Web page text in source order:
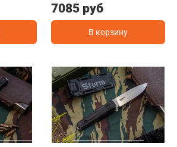
7085 руб
В корзину